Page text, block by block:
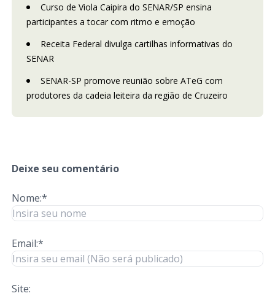
Curso de Viola Caipira do SENAR/SP ensina
participantes a tocar com ritmo e emoção
Receita Federal divulga cartilhas informativas do
SENAR
SENAR-SP promove reunião sobre ATeG com
produtores da cadeia leiteira da região de Cruzeiro
Deixe seu comentário
Nome:*
Email:*
Site: